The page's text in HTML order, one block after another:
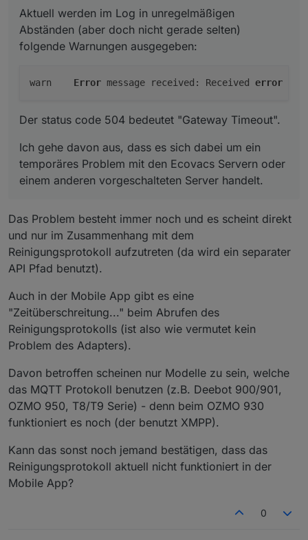
temporäres Problem mit den Ecovacs Servern
oder einem anderen vorgeschalteten Server
handelt.
Aktuell werden im Log in unregelmäßigen
Abständen (aber doch nicht gerade selten)
folgende Warnungen ausgegeben:
Error message received: Received error
Der status code 504 bedeutet "Gateway Timeout".
Ich gehe davon aus, dass es sich dabei um ein
temporäres Problem mit den Ecovacs Servern oder
einem anderen vorgeschalteten Server handelt.
Das Problem besteht immer noch und es scheint direkt
und nur im Zusammenhang mit dem
Reinigungsprotokoll aufzutreten (da wird ein separater
API Pfad benutzt).
Auch in der Mobile App gibt es eine
"Zeitüberschreitung..." beim Abrufen des
Reinigungsprotokolls (ist also wie vermutet kein
Problem des Adapters).
Davon betroffen scheinen nur Modelle zu sein, welche
das MQTT Protokoll benutzen (z.B. Deebot 900/901,
OZMO 950, T8/T9 Serie) - denn beim OZMO 930
funktioniert es noch (der benutzt XMPP).
Kann das sonst noch jemand bestätigen, dass das
Reinigungsprotokoll aktuell nicht funktioniert in der
Mobile App?
0